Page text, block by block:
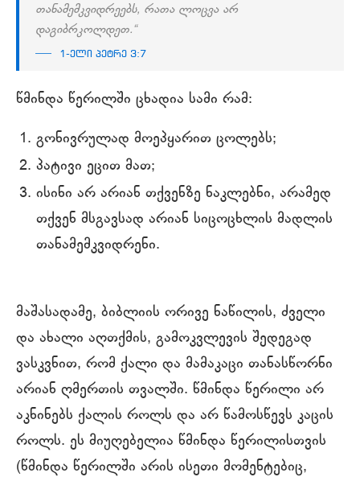
თანამემკვიდრეებს, რათა ლოცვა არ
დაგიბრკოლდეთ.“
1-ელი პეტრე 3:7
წმინდა წერილში ცხადია სამი რამ:
გონივრულად მოეპყარით ცოლებს;
პატივი ეცით მათ;
ისინი არ არიან თქვენზე ნაკლებნი, არამედ
თქვენ მსგავსად არიან სიცოცხლის მადლის
თანამემკვიდრენი.
მაშასადამე, ბიბლიის ორივე ნაწილის, ძველი
და ახალი აღთქმის, გამოკვლევის შედეგად
ვასკვნით, რომ ქალი და მამაკაცი თანასწორნი
არიან ღმერთის თვალში. წმინდა წერილი არ
აკნინებს ქალის როლს და არ წამოსწევს კაცის
როლს. ეს მიუღებელია წმინდა წერილისთვის
(წმინდა წერილში არის ისეთი მომენტებიც,